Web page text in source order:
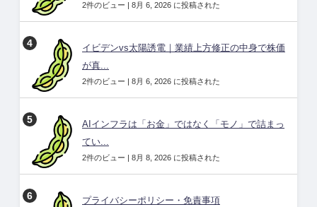
2件のビュー | 8月 6, 2026 に投稿された
イビデンvs太陽誘電｜業績上方修正の中身で株価
が真...
2件のビュー | 8月 6, 2026 に投稿された
AIインフラは「お金」ではなく「モノ」で詰まっ
てい...
2件のビュー | 8月 8, 2026 に投稿された
プライバシーポリシー・免責事項